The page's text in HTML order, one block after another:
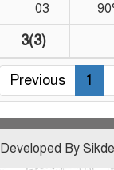
03
3(3)
Previous 1
Developed By